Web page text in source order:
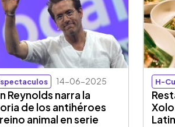
14-06-2025
Reynolds narra la
de los antihéroes
animal en serie
H-